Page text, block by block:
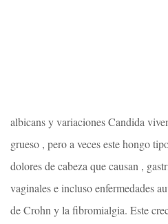
albicans y variaciones Candida
grueso , pero a veces este hongo
dolores de cabeza que causan ,
vaginales e incluso enfermedades
de Crohn y la fibromialgia. Este